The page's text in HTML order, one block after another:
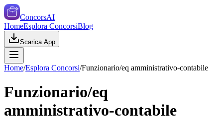
ConcorsAI
HomeEsplora ConcorsiBlog
Scarica App
Home/Esplora Concorsi/Funzionario/eq amministrativo-contabile
Funzionario/eq
amministrativo-contabile